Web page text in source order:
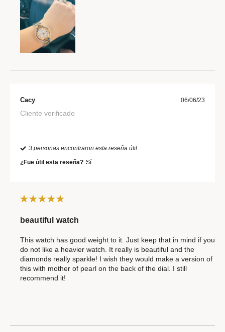
Cacy 06/06/23
Cliente verificado
3 personas encontraron esta reseña útil.
¿Fue útil esta reseña? Sí
beautiful watch
This watch has good weight to it. Just keep that in mind if you
do not like a heavier watch. It really is beautiful and the
diamonds really sparkle! I wish they would make a version of
this with mother of pearl on the back of the dial. I still
recommend it!